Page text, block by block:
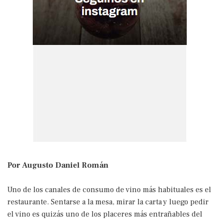
Por Augusto Daniel Román
Uno de los canales de consumo de vino más habituales es el
restaurante. Sentarse a la mesa, mirar la carta y luego pedir
el vino es quizás uno de los placeres más entrañables del